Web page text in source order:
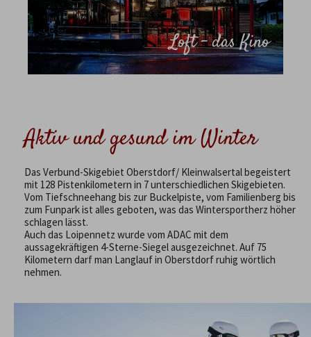
Loft - das Kino
Aktiv und gesund im Winter
Das Verbund-Skigebiet Oberstdorf/ Kleinwalsertal begeistert
mit 128 Pistenkilometern in 7 unterschiedlichen Skigebieten.
Vom Tiefschneehang bis zur Buckelpiste, vom Familienberg bis
zum Funpark ist alles geboten, was das Wintersportherz höher
schlagen lässt.
Auch das Loipennetz wurde vom ADAC mit dem
aussagekräftigen 4-Sterne-Siegel ausgezeichnet. Auf 75
Kilometern darf man Langlauf in Oberstdorf ruhig wörtlich
nehmen.